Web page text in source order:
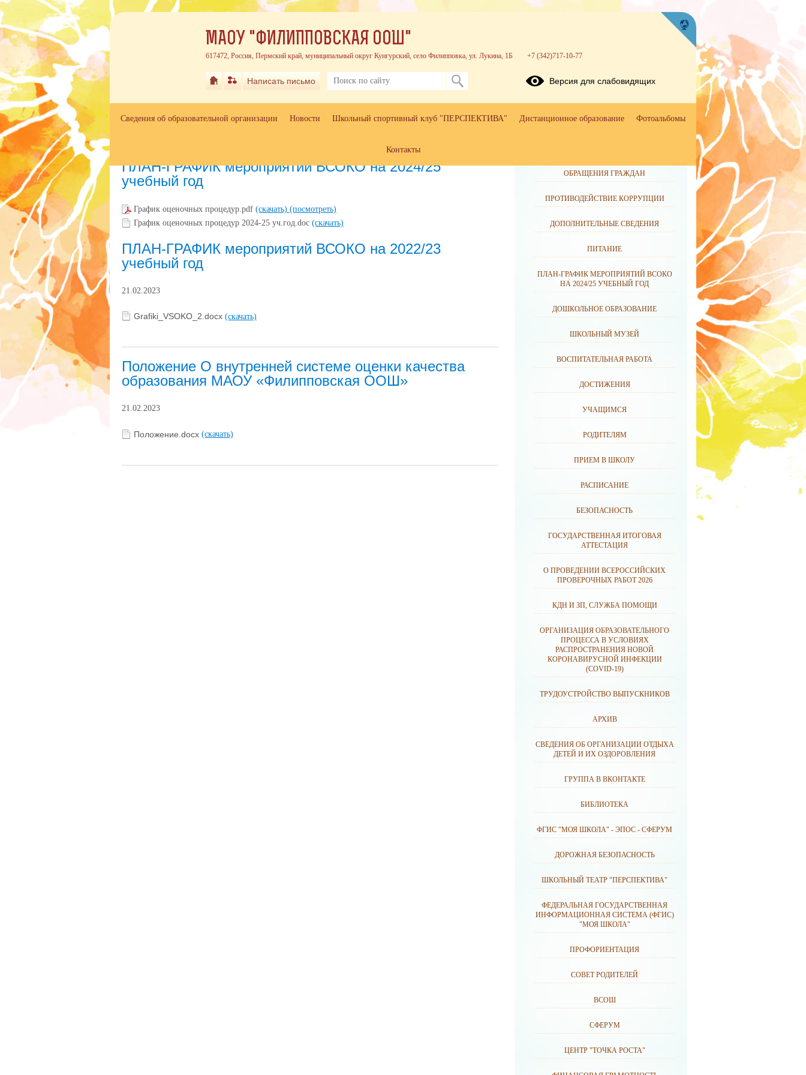
ПЛАН-ГРАФИК мероприятий ВСОКО на 2024/25
учебный год
График оценочных процедур.pdf (скачать) (посмотреть)
График оценочных процедур 2024-25 уч.год.doc (скачать)
ПЛАН-ГРАФИК мероприятий ВСОКО на 2022/23
учебный год
21.02.2023
Grafiki_VSOKO_2.docx (скачать)
Положение О внутренней системе оценки качества
образования МАОУ «Филипповская ООШ»
21.02.2023
Положение.docx (скачать)
ОБРАЩЕНИЯ ГРАЖДАН
ПРОТИВОДЕЙСТВИЕ КОРРУПЦИИ
ДОПОЛНИТЕЛЬНЫЕ СВЕДЕНИЯ
ПИТАНИЕ
ПЛАН-ГРАФИК МЕРОПРИЯТИЙ ВСОКО
НА 2024/25 УЧЕБНЫЙ ГОД
ДОШКОЛЬНОЕ ОБРАЗОВАНИЕ
ШКОЛЬНЫЙ МУЗЕЙ
ВОСПИТАТЕЛЬНАЯ РАБОТА
ДОСТИЖЕНИЯ
УЧАЩИМСЯ
РОДИТЕЛЯМ
ПРИЕМ В ШКОЛУ
РАСПИСАНИЕ
БЕЗОПАСНОСТЬ
ГОСУДАРСТВЕННАЯ ИТОГОВАЯ
АТТЕСТАЦИЯ
О ПРОВЕДЕНИИ ВСЕРОССИЙСКИХ
ПРОВЕРОЧНЫХ РАБОТ 2026
КДН И ЗП, СЛУЖБА ПОМОЩИ
ОРГАНИЗАЦИЯ ОБРАЗОВАТЕЛЬНОГО
ПРОЦЕССА В УСЛОВИЯХ
РАСПРОСТРАНЕНИЯ НОВОЙ
КОРОНАВИРУСНОЙ ИНФЕКЦИИ
(CОVID-19)
ТРУДОУСТРОЙСТВО ВЫПУСКНИКОВ
АРХИВ
СВЕДЕНИЯ ОБ ОРГАНИЗАЦИИ ОТДЫХА
ДЕТЕЙ И ИХ ОЗДОРОВЛЕНИЯ
ГРУППА В ВКОНТАКТЕ
БИБЛИОТЕКА
ФГИС "МОЯ ШКОЛА" - ЭПОС - СФЕРУМ
ДОРОЖНАЯ БЕЗОПАСНОСТЬ
ШКОЛЬНЫЙ ТЕАТР "ПЕРСПЕКТИВА"
ФЕДЕРАЛЬНАЯ ГОСУДАРСТВЕННАЯ
ИНФОРМАЦИОННАЯ СИСТЕМА (ФГИС)
"МОЯ ШКОЛА"
ПРОФОРИЕНТАЦИЯ
СОВЕТ РОДИТЕЛЕЙ
ВСОШ
СФЕРУМ
ЦЕНТР "ТОЧКА РОСТА"
МАОУ "ФИЛИППОВСКАЯ ООШ"
617472, Россия, Пермский край, муниципальный округ Кунгурский, село Филипповка, ул. Лукина, 1Б +7 (342)717-10-77
Написать письмо Версия для слабовидящих
Сведения об образовательной организации Новости Школьный спортивный клуб "ПЕРСПЕКТИВА" Дистанционное образование Фотоальбомы
Контакты